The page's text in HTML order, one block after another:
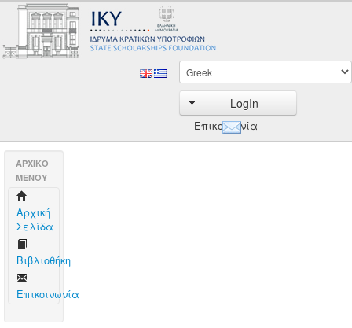
LogIn
Επικοινωνία
AΡΧΙΚΟ
ΜΕΝΟΥ
Aρχική
Σελίδα
Βιβλιοθήκη
Επικοινωνία